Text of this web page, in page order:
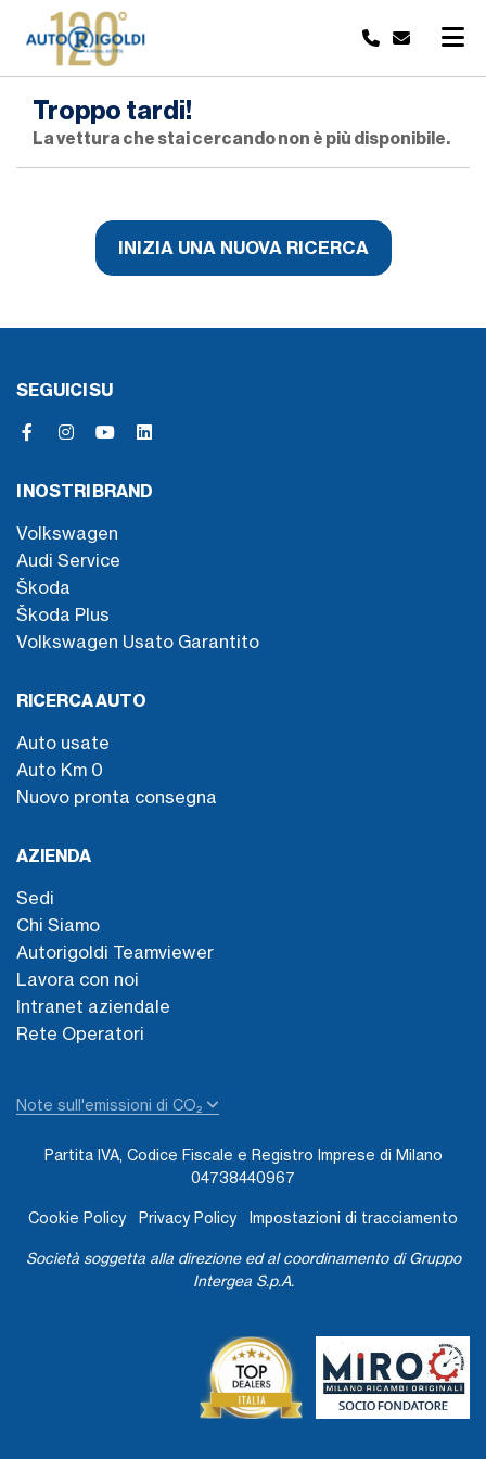
Troppo tardi!
La vettura che stai cercando non è più disponibile.
INIZIA UNA NUOVA RICERCA
SEGUICI SU
I NOSTRI BRAND
Volkswagen
Audi Service
Škoda
Škoda Plus
Volkswagen Usato Garantito
RICERCA AUTO
Auto usate
Auto Km 0
Nuovo pronta consegna
AZIENDA
Sedi
Chi Siamo
Autorigoldi Teamviewer
Lavora con noi
Intranet aziendale
Rete Operatori
Note sull'emissioni di CO₂
Partita IVA, Codice Fiscale e Registro Imprese di Milano
04738440967
Cookie Policy Privacy Policy Impostazioni di tracciamento
Società soggetta alla direzione ed al coordinamento di Gruppo
Intergea S.p.A.